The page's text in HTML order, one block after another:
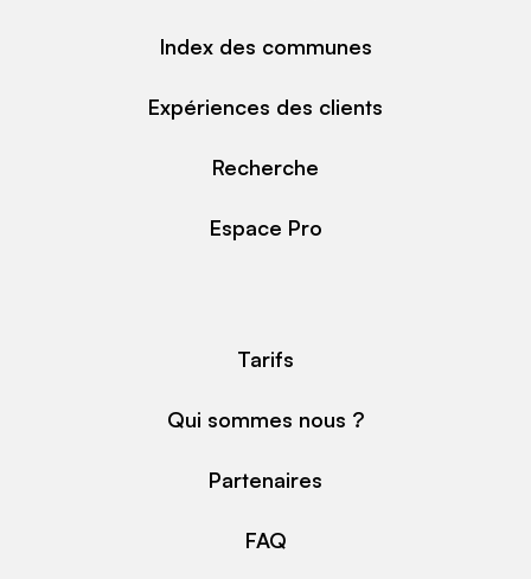
Index des communes
Expériences des clients
Recherche
Espace Pro
Tarifs
Qui sommes nous ?
Partenaires
FAQ